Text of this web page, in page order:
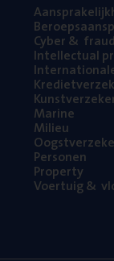
Cyber&
Intel­lec­tu­al
Mari­ne
Mili­eu
Per­so­nen
Pro­per­ty
Voer­tuig&